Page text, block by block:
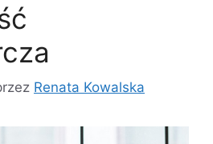
Renata Kowalska